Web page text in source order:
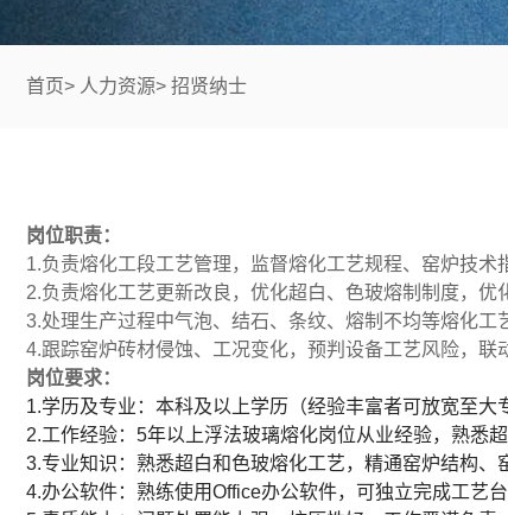
首页> 人力资源> 招贤纳士
岗位职责：
1.负责熔化工段工艺管理，监督熔化工艺规程、窑炉技术
2.负责熔化工艺更新改良，优化超白、色玻熔制制度，优
3.处理生产过程中气泡、结石、条纹、熔制不均等熔化工
4.跟踪窑炉砖材侵蚀、工况变化，预判设备工艺风险，联
岗位要求：
1.学历及专业：本科及以上学历（经验丰富者可放宽至大
2.工作经验：5年以上浮法玻璃熔化岗位从业经验，熟悉
3.专业知识：熟悉超白和色玻熔化工艺，精通窑炉结构、
4.办公软件：熟练使用Office办公软件，可独立完成工艺